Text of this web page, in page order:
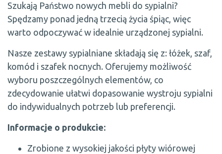
Szukają Państwo nowych mebli do sypialni?
Spędzamy ponad jedną trzecią życia śpiąc, więc
warto odpoczywać w idealnie urządzonej sypialni.
Nasze zestawy sypialniane składają się z: łóżek, szaf,
komód i szafek nocnych. Oferujemy możliwość
wyboru poszczególnych elementów, co
zdecydowanie ułatwi dopasowanie wystroju sypialni
do indywidualnych potrzeb lub preferencji.
Informacje o produkcie:
Zrobione z wysokiej jakości płyty wiórowej